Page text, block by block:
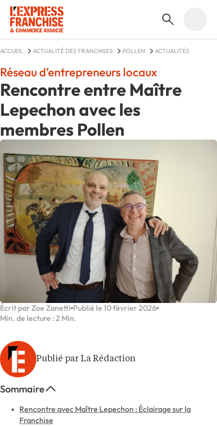
ACCUEIL ACTUALITÉ DES FRANCHISES POLLEN ACTUALITÉS
Rencontre entre Maître
Lepechon avec les
membres Pollen
Réseau d’entrepreneurs locaux
Écrit par Zoe Zanetti Publié le 10 février 2026
Min. de lecture : 2 Min.
Publié par La Rédaction
Sommaire
Rencontre avec Maître Lepechon : Éclairage sur la
Franchise